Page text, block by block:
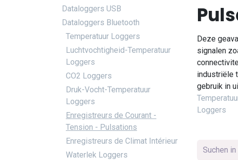
Dataloggers USB
Dataloggers Bluetooth
Temperatuur Loggers
Luchtvochtigheid-Temperatuur
Loggers
CO2 Loggers
Druk-Vocht-Temperatuur
Loggers
Enregistreurs de Courant -
Tension - Pulsations
Enregistreurs de Climat Intérieur
Waterlek Loggers
Deze
signalen
industriële
gebruik in
Loggers